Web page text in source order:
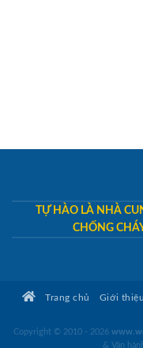
TỰ HÀO LÀ NHÀ
CHỐNG
Trang chủ Giới thiệu
Copyright © 2010 - 2026
& Vận